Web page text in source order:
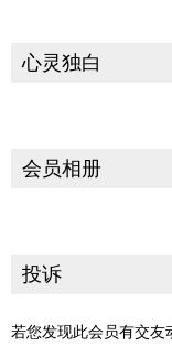
心灵独白
会员相册
投诉
若您发现此会员有交友